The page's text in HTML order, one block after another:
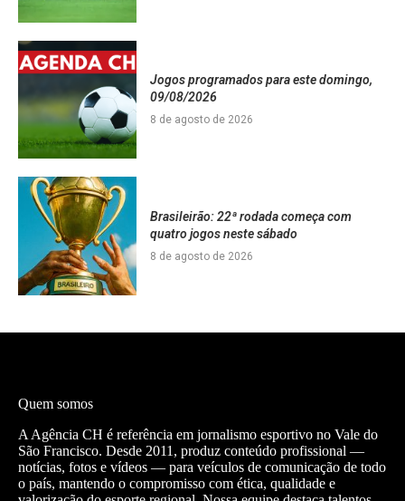
Jogos programados para este domingo,
09/08/2026
8 de agosto de 2026
Brasileirão: 22ª rodada começa com
quatro jogos neste sábado
8 de agosto de 2026
Quem somos
A Agência CH é referência em jornalismo esportivo no Vale do
São Francisco. Desde 2011, produz conteúdo profissional —
notícias, fotos e vídeos — para veículos de comunicação de todo
o país, mantendo o compromisso com ética, qualidade e